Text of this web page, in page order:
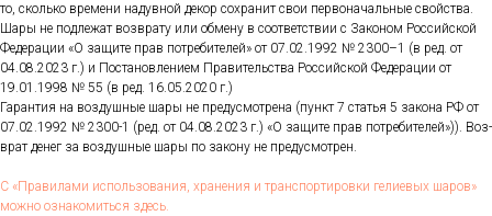
то, сколь­ко вре­мени на­дув­ной де­кор сох­ра­нит свои пер­во­началь­ные свой­ства.
Ша­ры не под­ле­жат воз­вра­ту или об­ме­ну в со­от­ветс­твии с За­коном Рос­сий­ской
Фе­дера­ции «О за­щите прав пот­ре­бите­лей» от 07.02.1992 № 2300–1 (в ред. от
04.08.2023 г.) и Пос­та­нов­ле­ни­ем Пра­витель­ства Рос­сий­ской Фе­дера­ции от
19.01.1998 № 55 (в ред. 16.05.2020 г.)
Га­ран­тия на воз­душные ша­ры не пре­дус­мотре­на (пункт 7 статья 5 за­кона РФ от
07.02.1992 № 2300-1 (ред. от 04.08.2023 г.) «О за­щите прав пот­ре­бите­лей»)). Воз­
врат де­нег за воз­душные ша­ры по за­кону не пре­дус­мотрен.
С «Пра­вила­ми ис­поль­зо­вания, хра­нения и тран­спор­ти­ров­ки ге­ли­евых ша­ров»
мож­но оз­на­комить­ся здесь.